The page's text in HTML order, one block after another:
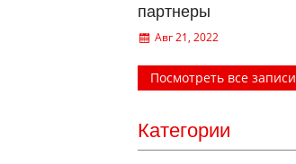
партнеры
Авг 21, 2022
Посмотреть все записи
Категории